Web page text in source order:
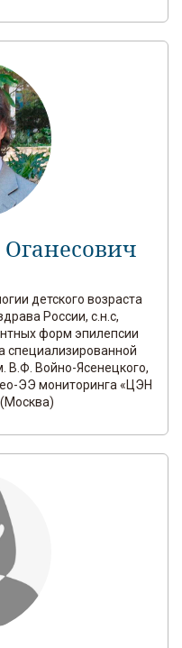
детского возраста
России, с.н.с,
форм эпилепсии
специализированной
Войно-Ясенецкого,
ЭЭ мониторинга «ЦЭН